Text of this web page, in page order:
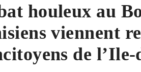
houleux au
viennent
de